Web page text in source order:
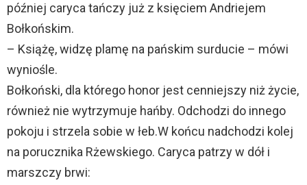
później caryca tańczy już z księciem Andriejem
Bołkońskim.
– Książę, widzę plamę na pańskim surducie – mówi
wyniośle.
Bołkoński, dla którego honor jest cenniejszy niż życie,
również nie wytrzymuje hańby. Odchodzi do innego
pokoju i strzela sobie w łeb.W końcu nadchodzi kolej
na porucznika Rżewskiego. Caryca patrzy w dół i
marszczy brwi: